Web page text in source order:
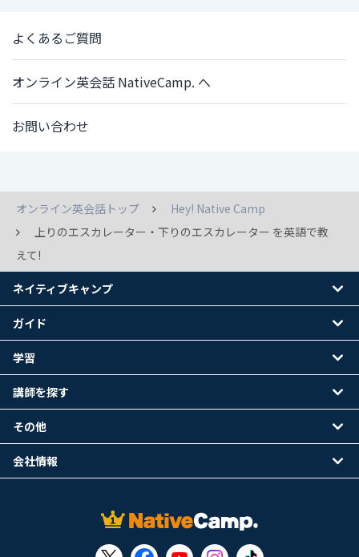
よくあるご質問
オンライン英会話 NativeCamp. へ
お問い合わせ
オンライン英会話トップ
Hey! Native Camp
上りのエスカレーター・下りのエスカレーター を英語で教
えて!
ネイティブキャンプ
ガイド
学習
講師を探す
その他
会社情報